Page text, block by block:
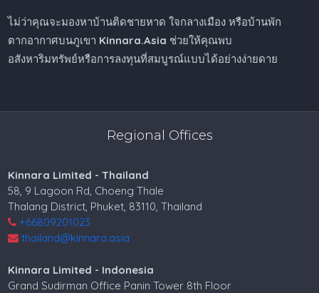
ไม่ว่าคุณจะมองหาบ้านติดชายหาด ใจกลางเมือง หรือบ้านพัก
ตากอากาศบนภูเขา Kinnara.Asia ช่วยให้คุณพบ
อสังหาริมทรัพย์หรือการลงทุนที่สมบูรณ์แบบได้อย่างง่ายดาย
Regional Offices
Kinnara Limited - Thailand
58, 9 Lagoon Rd, Choeng Thale
Thalang District, Phuket, 83110, Thailand
+66809201023
thailand@kinnara.asia
Kinnara Limited - Indonesia
Grand Sudirman Office Panin Tower 8th Floor